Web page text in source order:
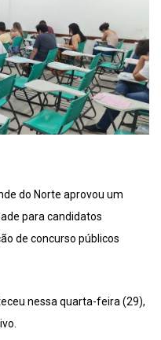
do Norte aprovou um
para candidatos
de concurso públicos
nessa quarta-feira (29),